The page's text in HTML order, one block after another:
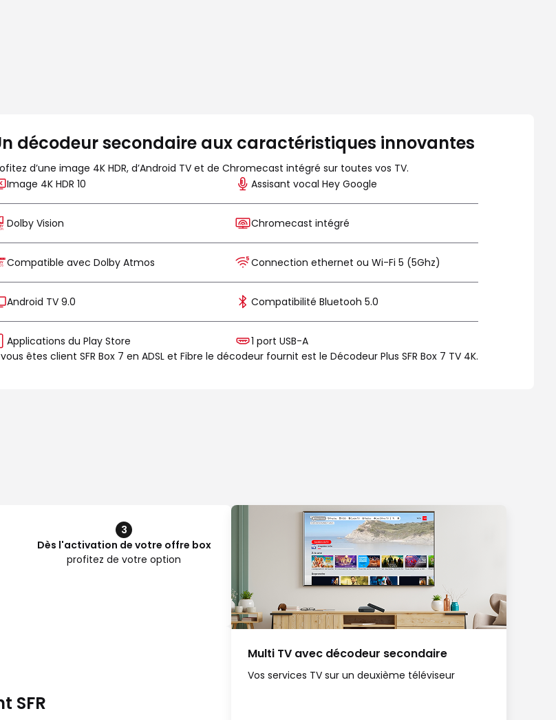
décodeur secondaire aux caractéristiques innovantes
d’une image 4K HDR, d’Android TV et de Chromecast intégré sur toutes vos TV.
Image 4K HDR 10
Dolby Vision
Compatible avec Dolby Atmos
Android TV 9.0
Applications du Play Store
Assisant vocal Hey Google
Chromecast intégré
Connection ethernet ou Wi-Fi 5 (5Ghz)
Compatibilité Bluetooh 5.0
1 port USB-A
êtes client SFR Box 7 en ADSL et Fibre le décodeur fournit est le Décodeur Plus SFR Box 7 TV 4K.
3
Dès l'activation de votre offre box
profitez de votre option
SFR
Multi TV avec décodeur secondaire
Vos services TV sur un deuxième téléviseur